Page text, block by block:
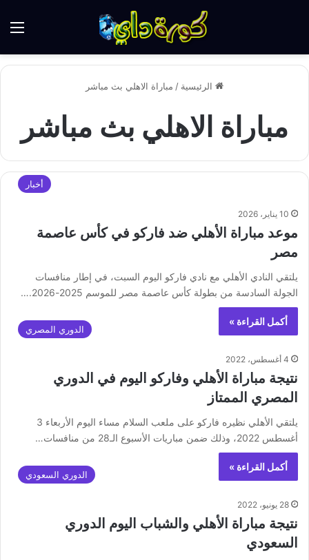
الرئيسية / مباراة الاهلي بث مباشر
مباراة الاهلي بث مباشر
أخبار
10 يناير، 2026
موعد مباراة الأهلي ضد فاركو في كأس عاصمة
مصر
يلتقي النادي الأهلي مع نادي فاركو اليوم السبت، في إطار منافسات
الجولة السادسة من بطولة كأس عاصمة مصر للموسم 2025-2026.…
أكمل القراءة »
الدوري المصري
4 أغسطس، 2022
نتيجة مباراة الأهلي وفاركو اليوم في الدوري
المصري الممتاز
يلتقي الأهلي نظيره فاركو على ملعب السلام مساء اليوم الأربعاء 3
أغسطس 2022، وذلك ضمن مباريات الأسبوع الـ28 من منافسات…
أكمل القراءة »
الدوري السعودي
28 يونيو، 2022
نتيجة مباراة الأهلي والشباب اليوم الدوري
السعودي